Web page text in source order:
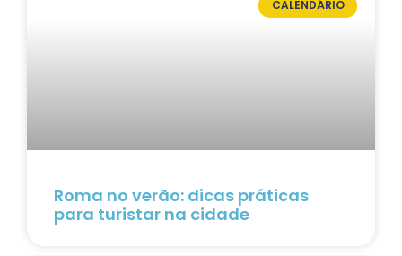
CALENDÁRIO
Roma no verão: dicas práticas
para turistar na cidade